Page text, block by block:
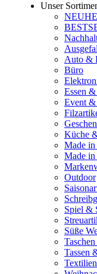
Unser
Auto &
Büro
Essen
Event &
Küche
Made
Made
Outdoor
Spiel &
Süße
Tassen
Textilien